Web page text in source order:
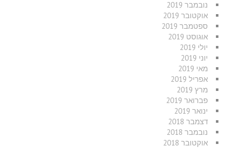
נובמבר 2019
אוקטובר 2019
ספטמבר 2019
אוגוסט 2019
יולי 2019
יוני 2019
מאי 2019
אפריל 2019
מרץ 2019
פברואר 2019
ינואר 2019
דצמבר 2018
נובמבר 2018
אוקטובר 2018